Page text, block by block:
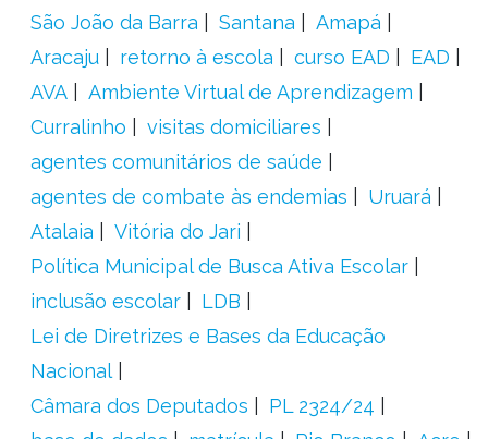
São João da Barra
Santana
Amapá
Aracaju
retorno à escola curso EAD
EAD
AVA
Ambiente Virtual de Aprendizagem
Curralinho
visitas domiciliares
agentes comunitários de saúde
agentes de combate às endemias
Uruará
Atalaia
Vitória do Jari
Política Municipal de Busca Ativa Escolar
inclusão escolar
LDB
Lei de Diretrizes e Bases da Educação
Nacional
Câmara dos Deputados
PL 2324/24